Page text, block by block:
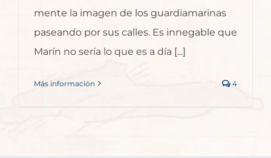
mente la imagen de los guardiamarinas
paseando por sus calles. Es innegable que
Marín no sería lo que es a día [...]
Más información 4